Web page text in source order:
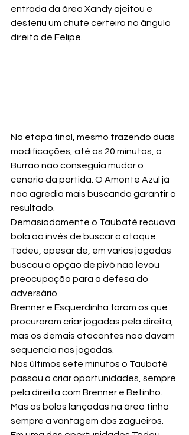
entrada da área Xandy ajeitou e
desferiu um chute certeiro no ângulo
direito de Felipe.
Na etapa final, mesmo trazendo duas
modificações, até os 20 minutos, o
Burrão não conseguia mudar o
cenário da partida. O Amonte Azul já
não agredia mais buscando garantir o
resultado.
Demasiadamente o Taubaté recuava
bola ao invés de buscar o ataque.
Tadeu, apesar de, em várias jogadas
buscou a opção de pivô não levou
preocupação para a defesa do
adversário.
Brenner e Esquerdinha foram os que
procuraram criar jogadas pela direita,
mas os demais atacantes não davam
sequencia nas jogadas.
Nos últimos sete minutos o Taubaté
passou a criar oportunidades, sempre
pela direita com Brenner e Betinho.
Mas as bolas lançadas na área tinha
sempre a vantagem dos zagueiros.